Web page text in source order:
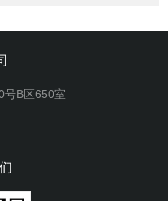
号B区650室